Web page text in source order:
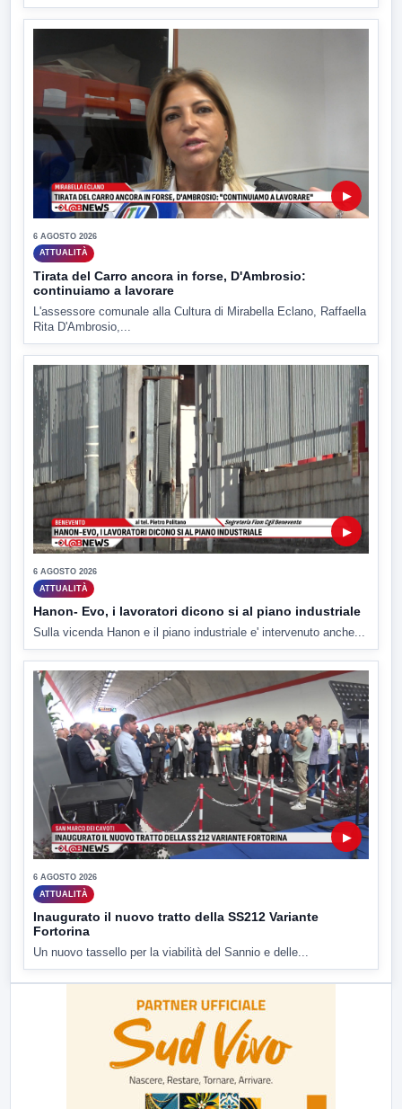
▶
6 AGOSTO 2026
ATTUALITÀ
Tirata del Carro ancora in forse, D'Ambrosio:
continuiamo a lavorare
L'assessore comunale alla Cultura di Mirabella Eclano, Raffaella
Rita D'Ambrosio,...
▶
6 AGOSTO 2026
ATTUALITÀ
Hanon- Evo, i lavoratori dicono si al piano industriale
Sulla vicenda Hanon e il piano industriale e' intervenuto anche...
▶
6 AGOSTO 2026
ATTUALITÀ
Inaugurato il nuovo tratto della SS212 Variante
Fortorina
Un nuovo tassello per la viabilità del Sannio e delle...